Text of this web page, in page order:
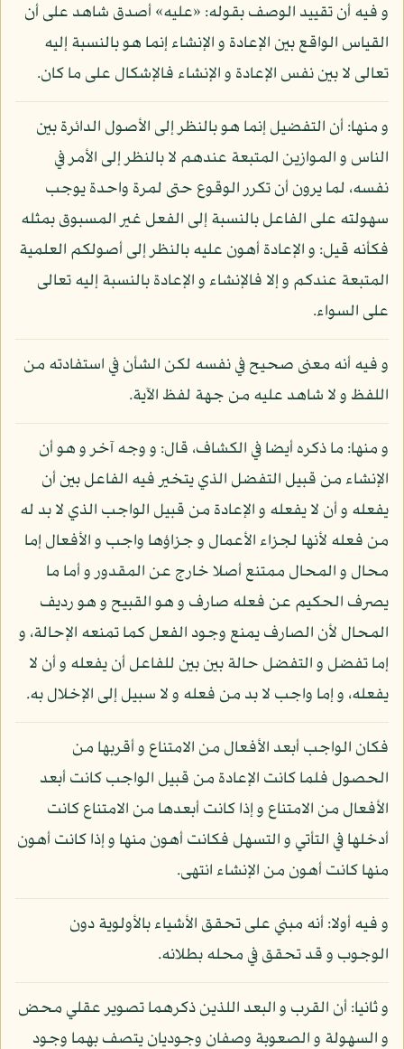
و فيه أن تقييد الوصف بقوله: «عليه» أصدق شاهد على أن
القياس الواقع بين الإعادة و الإنشاء إنما هو بالنسبة إليه
تعالى لا بين نفس الإعادة و الإنشاء فالإشكال على ما كان.
و منها: أن التفضيل إنما هو بالنظر إلى الأصول الدائرة بين
الناس و الموازين المتبعة عندهم لا بالنظر إلى الأمر في
نفسه، لما يرون أن تكرر الوقوع حتى لمرة واحدة يوجب
سهولته على الفاعل بالنسبة إلى الفعل غير المسبوق بمثله
فكأنه قيل: و الإعادة أهون عليه بالنظر إلى أصولكم العلمية
المتبعة عندكم و إلا فالإنشاء و الإعادة بالنسبة إليه تعالى
على السواء.
و فيه أنه معنى صحيح في نفسه لكن الشأن في استفادته من
اللفظ و لا شاهد عليه من جهة لفظ الآية.
و منها: ما ذكره أيضا في الكشاف، قال: و وجه آخر و هو أن
الإنشاء من قبيل التفضل الذي يتخير فيه الفاعل بين أن
يفعله و أن لا يفعله و الإعادة من قبيل الواجب الذي لا بد له
من فعله لأنها لجزاء الأعمال و جزاؤها واجب و الأفعال إما
محال و المحال ممتنع أصلا خارج عن المقدور و أما ما
يصرف الحكيم عن فعله صارف و هو القبيح و هو رديف
المحال لأن الصارف يمنع وجود الفعل كما تمنعه الإحالة، و
إما تفضل و التفضل حالة بين بين للفاعل أن يفعله و أن لا
يفعله، و إما واجب لا بد من فعله و لا سبيل إلى الإخلال به.
فكان الواجب أبعد الأفعال من الامتناع و أقربها من
الحصول فلما كانت الإعادة من قبيل الواجب كانت أبعد
الأفعال من الامتناع و إذا كانت أبعدها من الامتناع كانت
أدخلها في التأتي و التسهل فكانت أهون منها و إذا كانت أهون
منها كانت أهون من الإنشاء انتهى.
و فيه أولا: أنه مبني على تحقق الأشياء بالأولوية دون
الوجوب و قد تحقق في محله بطلانه.
و ثانيا: أن القرب و البعد اللذين ذكرهما تصوير عقلي محض
و السهولة و الصعوبة وصفان وجوديان يتصف بهما وجود